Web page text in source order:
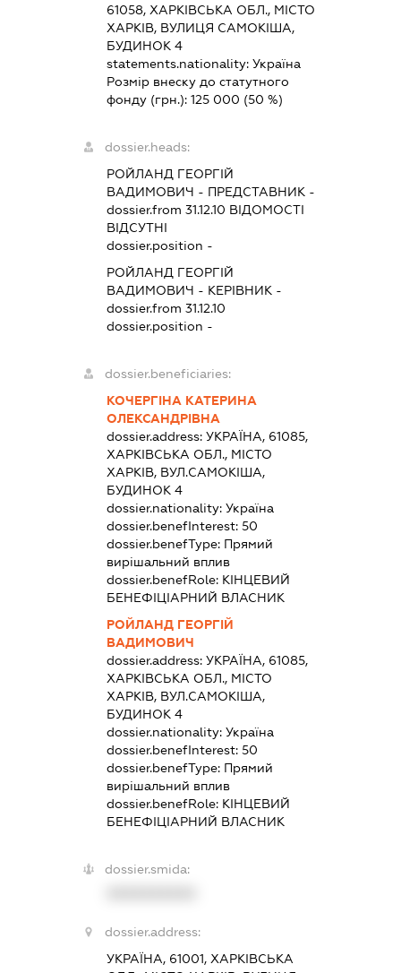
61058, ХАРКІВСЬКА ОБЛ., МІСТО
ХАРКІВ, ВУЛИЦЯ САМОКІША,
БУДИНОК 4
statements.nationality: Україна
Розмір внеску до статутного
фонду (грн.): 125 000 (50 %)
dossier.heads:
РОЙЛАНД ГЕОРГІЙ
ВАДИМОВИЧ - ПРЕДСТАВНИК -
dossier.from 31.12.10 ВІДОМОСТІ
ВІДСУТНІ
dossier.position -
РОЙЛАНД ГЕОРГІЙ
ВАДИМОВИЧ - КЕРІВНИК -
dossier.from 31.12.10
dossier.position -
dossier.beneficiaries:
КОЧЕРГІНА КАТЕРИНА
ОЛЕКСАНДРІВНА
dossier.address: УКРАЇНА, 61085,
ХАРКІВСЬКА ОБЛ., МІСТО
ХАРКІВ, ВУЛ.САМОКІША,
БУДИНОК 4
dossier.nationality: Україна
dossier.benefInterest: 50
dossier.benefType: Прямий
вирішальний вплив
dossier.benefRole: КІНЦЕВИЙ
БЕНЕФІЦІАРНИЙ ВЛАСНИК
РОЙЛАНД ГЕОРГІЙ
ВАДИМОВИЧ
dossier.address: УКРАЇНА, 61085,
ХАРКІВСЬКА ОБЛ., МІСТО
ХАРКІВ, ВУЛ.САМОКІША,
БУДИНОК 4
dossier.nationality: Україна
dossier.benefInterest: 50
dossier.benefType: Прямий
вирішальний вплив
dossier.benefRole: КІНЦЕВИЙ
БЕНЕФІЦІАРНИЙ ВЛАСНИК
dossier.smida:
dossier.address:
УКРАЇНА, 61001, ХАРКІВСЬКА